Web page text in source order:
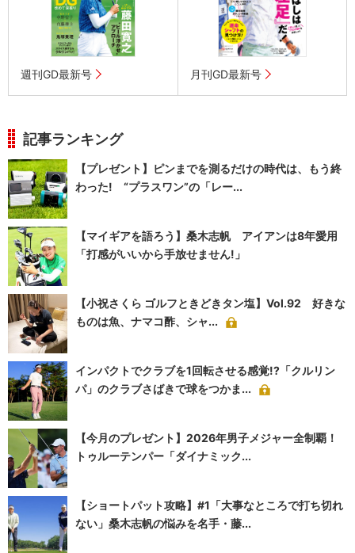
週刊GD最新号 月刊GD最新号
記事ランキング
【プレゼント】ピンまでを測るだけの時代は、もう終
わった! “プラスワン”の「レー...
【マイギアを語ろう】桑木志帆 アイアンは8年愛用
「打感がいいから手放せません!」
【小祝さくら ゴルフときどきタン塩】Vol.92 好きな
ものは魚、ナマコ酢、シャ...
インパクトでクラブを1回転させる感覚!?「クルリン
パ」のクラブさばきで球をつかま...
【今月のプレゼント】2026年男子メジャー全制覇！
トゥルーテンパー「ダイナミック...
【ショートパット攻略】#1「大事なところで打ち切れ
ない」桑木志帆の悩みを名手・藤...